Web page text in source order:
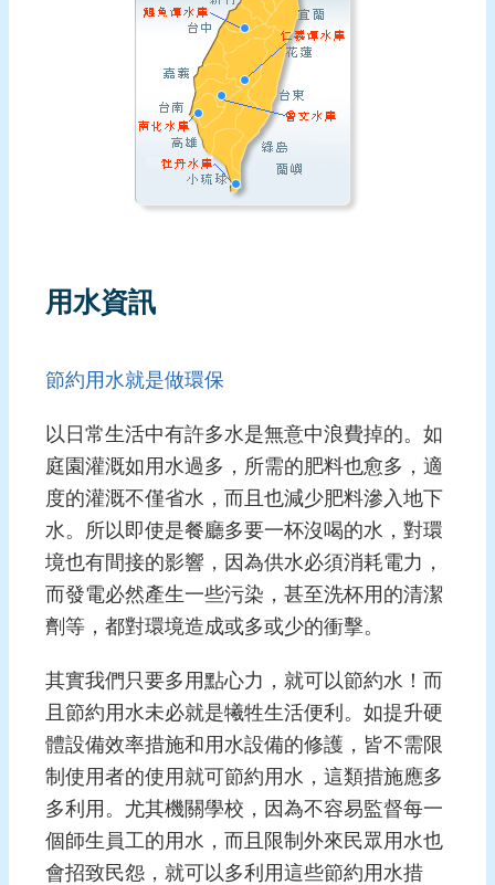
用水資訊
節約用水就是做環保
以日常生活中有許多水是無意中浪費掉的。如
庭園灌溉如用水過多，所需的肥料也愈多，適
度的灌溉不僅省水，而且也減少肥料滲入地下
水。所以即使是餐廳多要一杯沒喝的水，對環
境也有間接的影響，因為供水必須消耗電力，
而發電必然產生一些污染，甚至洗杯用的清潔
劑等，都對環境造成或多或少的衝擊。
其實我們只要多用點心力，就可以節約水！而
且節約用水未必就是犧牲生活便利。如提升硬
體設備效率措施和用水設備的修護，皆不需限
制使用者的使用就可節約用水，這類措施應多
多利用。尤其機關學校，因為不容易監督每一
個師生員工的用水，而且限制外來民眾用水也
會招致民怨，就可以多利用這些節約用水措